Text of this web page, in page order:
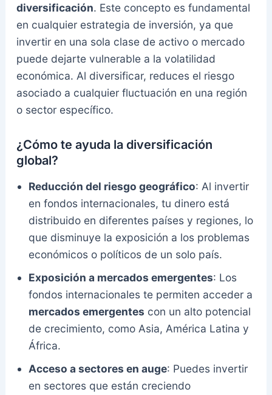
diversificación. Este concepto es fundamental
en cualquier estrategia de inversión, ya que
invertir en una sola clase de activo o mercado
puede dejarte vulnerable a la volatilidad
económica. Al diversificar, reduces el riesgo
asociado a cualquier fluctuación en una región
o sector específico.
¿Cómo te ayuda la diversificación
global?
Reducción del riesgo geográfico: Al invertir
en fondos internacionales, tu dinero está
distribuido en diferentes países y regiones, lo
que disminuye la exposición a los problemas
económicos o políticos de un solo país.
Exposición a mercados emergentes: Los
fondos internacionales te permiten acceder a
mercados emergentes con un alto potencial
de crecimiento, como Asia, América Latina y
África.
Acceso a sectores en auge: Puedes invertir
en sectores que están creciendo